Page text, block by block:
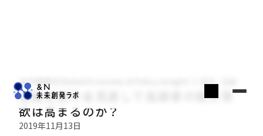
木内登英のGlobal Economy & Policy Insight
在職老齢年金見直しで高齢者の就労意
欲は高まるのか？
2019年11月13日